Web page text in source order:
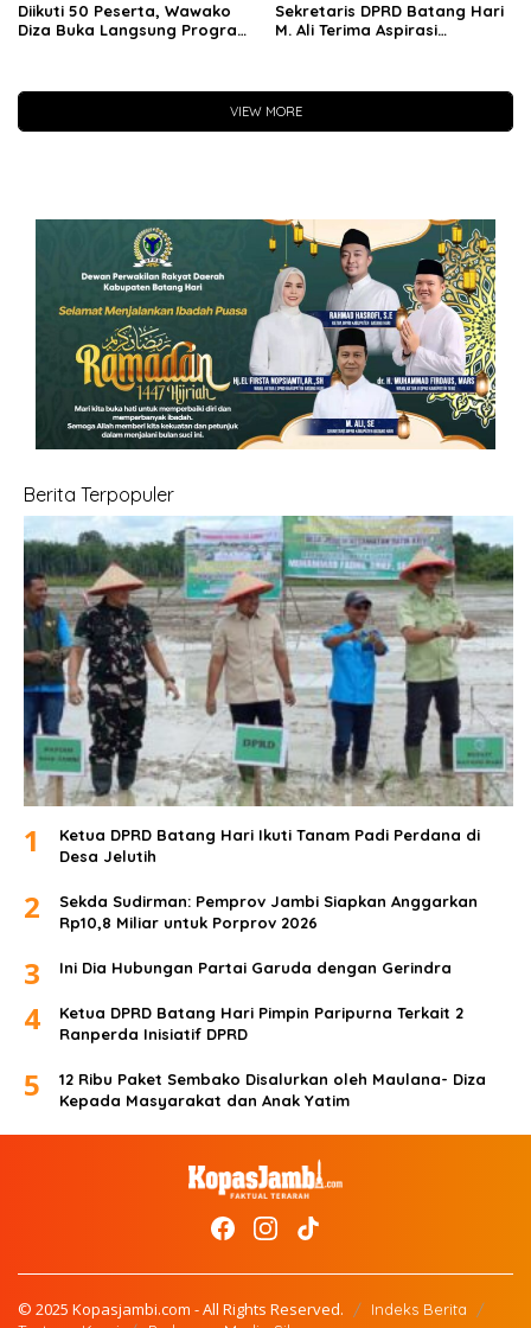
Diikuti 50 Peserta, Wawako
Diza Buka Langsung Program
Sekretaris DPRD Batang Hari
M. Ali Terima Aspirasi
VIEW MORE
Berita Terpopuler
1
Ketua DPRD Batang Hari Ikuti Tanam Padi Perdana di
Desa Jelutih
2
Sekda Sudirman: Pemprov Jambi Siapkan Anggarkan
Rp10,8 Miliar untuk Porprov 2026
3 Ini Dia Hubungan Partai Garuda dengan Gerindra
4
Ketua DPRD Batang Hari Pimpin Paripurna Terkait 2
Ranperda Inisiatif DPRD
5
12 Ribu Paket Sembako Disalurkan oleh Maulana- Diza
Kepada Masyarakat dan Anak Yatim
© 2025 Kopasjambi.com - All Rights Reserved.
Indeks Berita